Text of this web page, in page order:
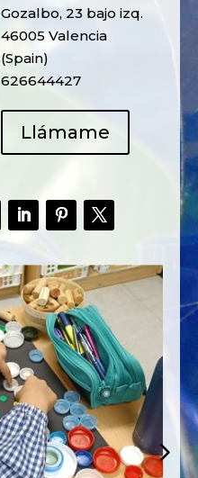
Gozalbo, 23 bajo izq.
46005 Valencia
(Spain)
626644427
Llámame